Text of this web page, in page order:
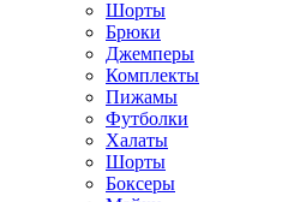
Шорты
Брюки
Джемперы
Комплекты
Пижамы
Футболки
Халаты
Шорты
Боксеры